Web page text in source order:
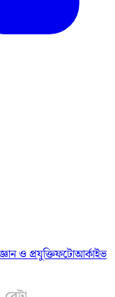
ও প্রযুক্তিফটোআর্কাইভ